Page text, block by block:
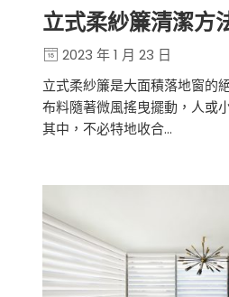
立式柔紗簾清潔方
2023 年 1 月 23 日
立式柔紗簾是大面積落地窗的
布料隨著微風搖曳擺動，人或
其中，不必特地收合…